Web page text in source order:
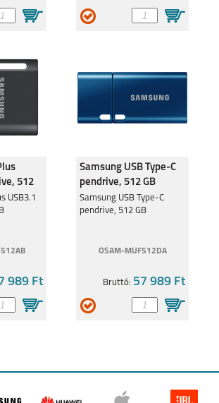
A14 5G
GALAXY
A54 5G
512
USB3.1
989 Ft
Samsung USB Type-C
pendrive, 512 GB
Samsung USB Type-C
pendrive, 512 GB
OSAM-MUF512DA
Bruttó: 57 989 Ft